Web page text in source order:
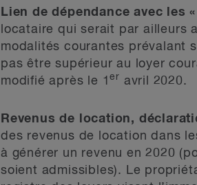
Lien de dépendance avec les
locataire qui serait par ailleurs
modalités courantes prévalant
pas être supérieur au loyer
modifié après le 1er avril 2020.
Revenus de location,
des revenus de location dans
à générer un revenu en 2020
soient admissibles). Le